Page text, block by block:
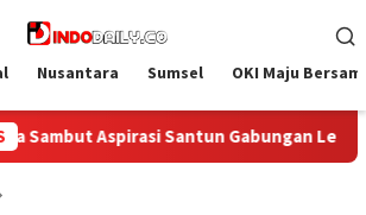
Nusantara Sumsel OKI Maju
Lembaga dan Masyarakat Muba